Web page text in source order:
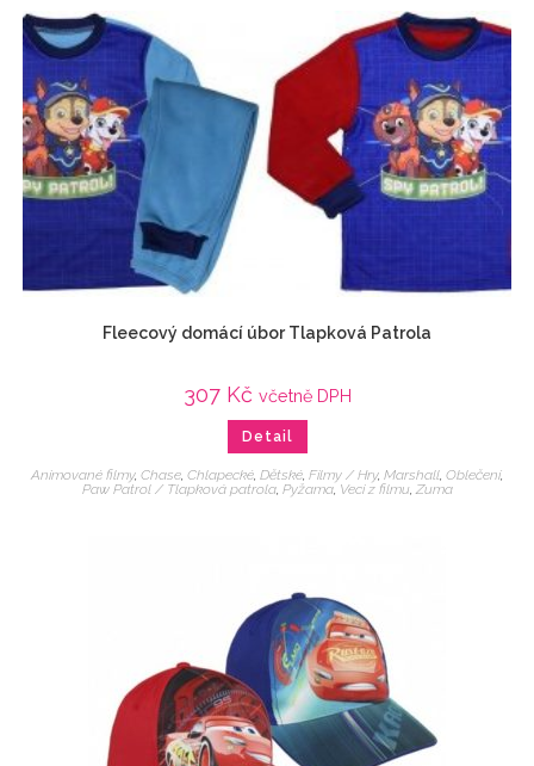
Fleecový domácí úbor Tlapková Patrola
307 Kč včetně DPH
Detail
Animované filmy, Chase, Chlapecké, Dětské, Filmy / Hry, Marshall, Oblečení,
Paw Patrol / Tlapková patrola, Pyžama, Veci z filmu,Zuma